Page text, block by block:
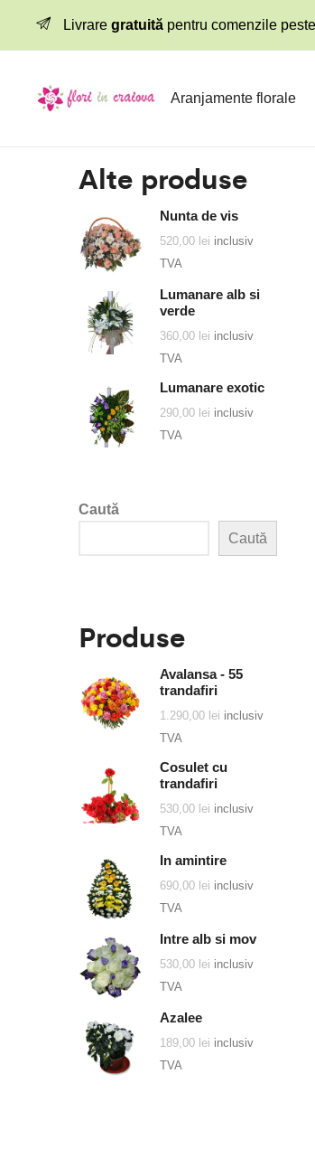
Livrare gratuită pentru comenzile
Aranjamente florale
Alte produse
Nunta de vis
520,00 lei inclusiv
TVA
Lumanare alb si
verde
360,00 lei inclusiv
TVA
Lumanare exotic
290,00 lei inclusiv
TVA
Caută
Caută
Produse
Avalansa - 55
trandafiri
1.290,00 lei inclusiv
TVA
Cosulet cu
trandafiri
530,00 lei inclusiv
TVA
In amintire
690,00 lei inclusiv
TVA
Intre alb si mov
530,00 lei inclusiv
TVA
Azalee
189,00 lei inclusiv
TVA